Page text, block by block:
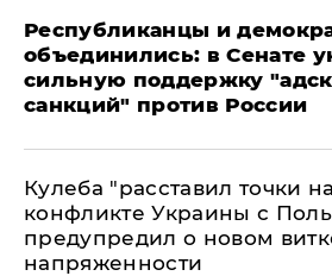
Республиканцы и
объединились: в Сенате
сильную поддержку
санкций" против России
Кулеба "расставил точки
конфликте Украины с
предупредил о новом
напряженности